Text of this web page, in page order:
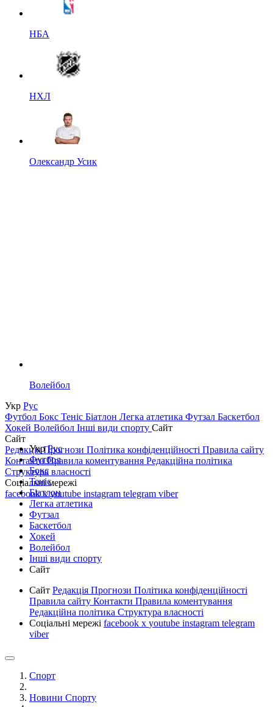
НБА
НХЛ
Олександр Усик
Волейбол
Укр Рус
Футбол Бокс Теніс Біатлон Легка атлетика Футзал Баскетбол
Хокей Волейбол Інші види спорту Сайт
Сайт
РедакціяПрогнози Політика конфіденційності Правила сайту
КонтактиПравила коментування Редакційна політика
Структура власності
Соціальні мережі
facebookxyoutube instagram telegram viber
УкрРус
Футбол
Бокс
Теніс
Біатлон
Легка атлетика
Футзал
Баскетбол
Хокей
Волейбол
Інші види спорту
Сайт
Сайт Редакція Прогнози Політика конфіденційності
Правила сайту Контакти Правила коментування
Редакційна політика Структура власності
Соціальні мережі facebook x youtube instagram telegram
viber
Спорт
Новини Спорту